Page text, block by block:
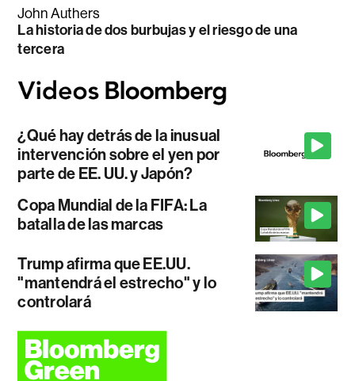
John Authers
La historia de dos burbujas y el riesgo de una
tercera
¿Qué hay detrás de la inusual
intervención sobre el yen por
parte de EE. UU. y Japón?
Copa Mundial de la FIFA: La
batalla de las marcas
Trump afirma que EE.UU.
"mantendrá el estrecho" y lo
controlará